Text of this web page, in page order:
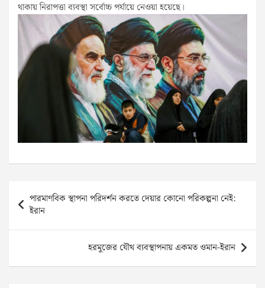
থাকায় নিরাপত্তা ব্যবস্থা সর্বোচ্চ পর্যায়ে নেওয়া হয়েছে।
navigation
পারমাণবিক স্থাপনা পরিদর্শন করতে দেয়ার কোনো পরিকল্পনা নেই:
ইরান
হরমুজের যৌথ ব্যবস্থাপনায় একমত ওমান-ইরান